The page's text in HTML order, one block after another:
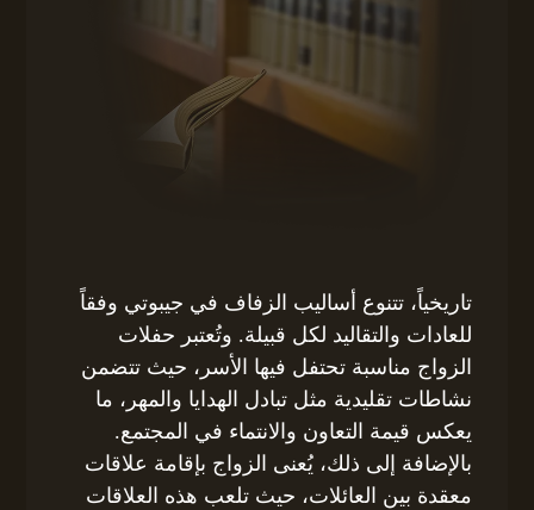
تاريخياً، تتنوع أساليب الزفاف في جيبوتي وفقاً
للعادات والتقاليد لكل قبيلة. وتُعتبر حفلات
الزواج مناسبة تحتفل فيها الأسر، حيث تتضمن
نشاطات تقليدية مثل تبادل الهدايا والمهر، ما
يعكس قيمة التعاون والانتماء في المجتمع.
بالإضافة إلى ذلك، يُعنى الزواج بإقامة علاقات
معقدة بين العائلات، حيث تلعب هذه العلاقات